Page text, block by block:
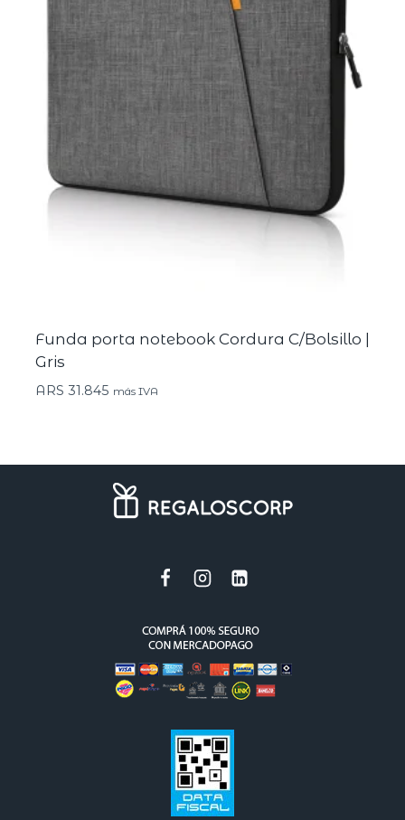
Funda porta notebook Cordura C/Bolsillo |
Gris
ARS 31.845 más IVA